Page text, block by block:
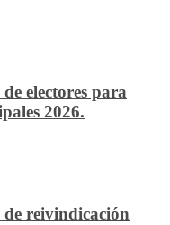
electores para
2026.
de reivindicación